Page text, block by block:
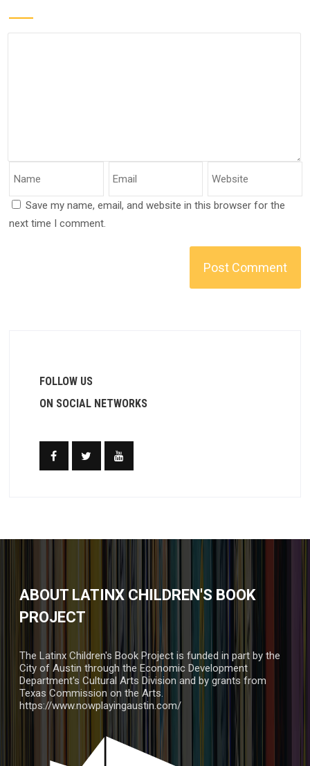
Save my name, email, and website in this browser for the
next time I comment.
FOLLOW US
ON SOCIAL NETWORKS
ABOUT LATINX CHILDREN'S BOOK
PROJECT
The Latinx Children's Book Project is funded in part by the
City of Austin through the Economic Development
Department's Cultural Arts Division and by grants from
Texas Commission on the Arts.
https://www.nowplayingaustin.com/